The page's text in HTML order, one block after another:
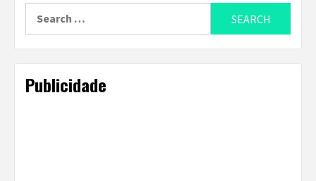
Publicidade